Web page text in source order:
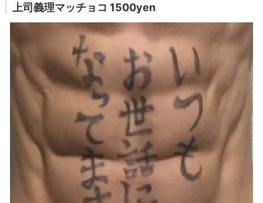
上司義理マッチョコ 1500yen